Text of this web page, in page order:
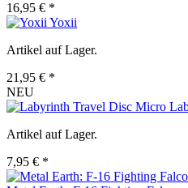
16,95 € *
Yoxii
Artikel auf Lager.
21,95 € *
NEU
Artikel auf Lager.
7,95 € *